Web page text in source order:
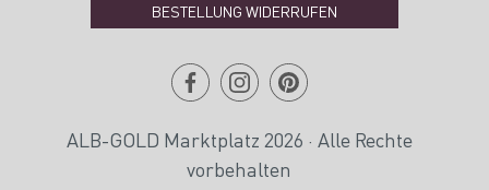
BESTELLUNG WIDERRUFEN
ALB-GOLD Marktplatz 2026 · Alle Rechte
vorbehalten